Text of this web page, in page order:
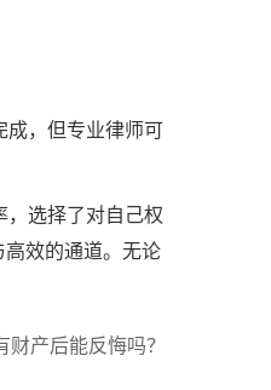
成，但专业律师可
，选择了对自己权
效的通道。无论
产后能反悔吗？